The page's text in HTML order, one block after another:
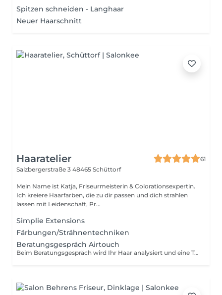
Spitzen schneiden - Langhaar
Neuer Haarschnitt
Haaratelier
61
Salzbergerstraße 3 48465 Schüttorf
Mein Name ist Katja, Friseurmeisterin & Colorationsexpertin.
Ich kreiere Haarfarben, die zu dir passen und dich strahlen
lassen mit Leidenschaft, Pr...
Simplie Extensions
Färbungen/Strähnentechniken
Beratungsgespräch Airtouch
Beim Beratungsgespräch wird Ihr Haar analysiert und eine Teststrähne durchgeführt, um die Belastbarkeit und Eignung für die AirTouch-Technik zu prüfen. Anschließend besprechen wir den gewünschten Farbton, den individuellen Preis sowie die Dauer der Behandlung. Die Behandlung wird nur durchgeführt, wenn Ihr Haar für AirTouch geeignet ist. Die Haargesundheit steht dabei an erster Stelle.